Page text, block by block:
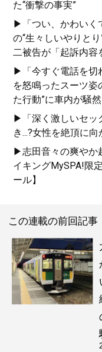
た“衝撃の事実”
▶「つい、かわいく
の“生々しいやりと
二被告が「起訴内容
▶「今すぐ電話を切
を怒鳴ったスーツ姿
た行動”に車内が騒
▶「深く激しいセッ
き...?女性を絶頂に
▶志田音々の爽やか
イキングMySPA!限
ール】
この連載の前回記事